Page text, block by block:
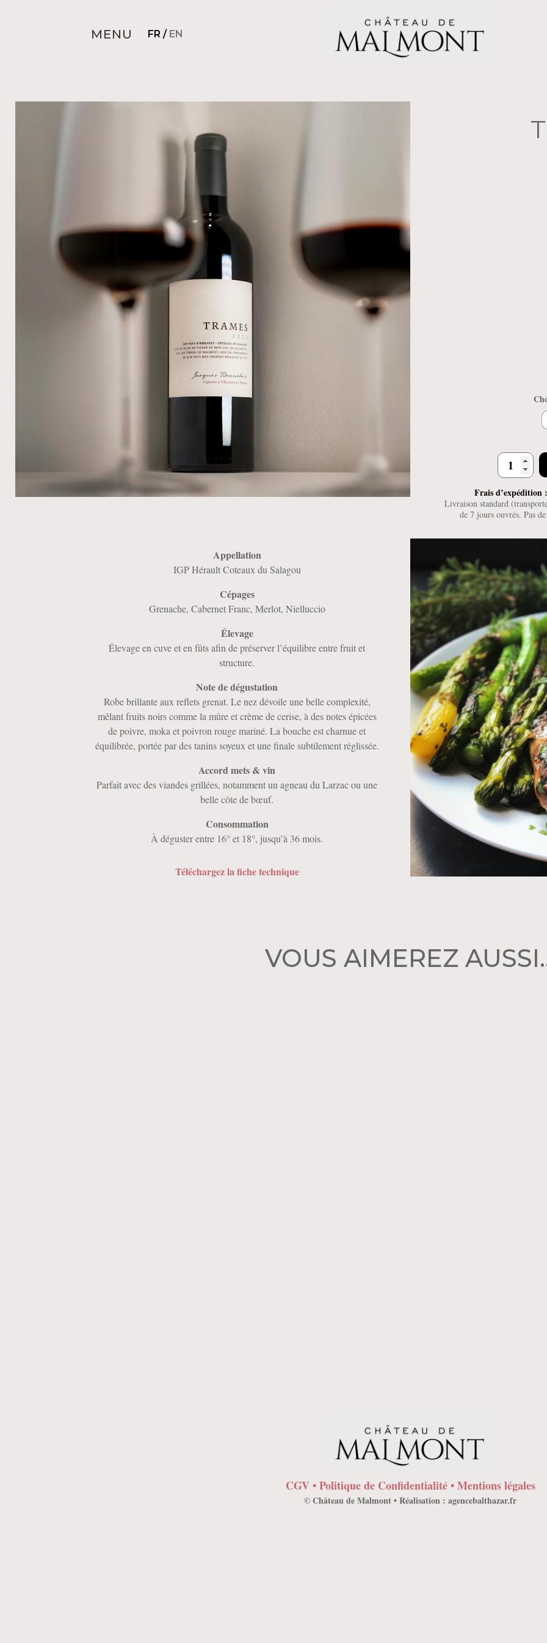
MENU FR / EN
quantité
de
Frais d’expédition
Livraison standard
de 7 jours ouvrés. Pas
Appellation
IGP Hérault Coteaux du Salagou
Cépages
Grenache, Cabernet Franc, Merlot, Nielluccio
Élevage
Élevage en cuve et en fûts afin de préserver l’équilibre entre fruit et
structure.
Note de dégustation
Robe brillante aux reflets grenat. Le nez dévoile une belle complexité,
mêlant fruits noirs comme la mûre et crème de cerise, à des notes épicées
de poivre, moka et poivron rouge mariné. La bouche est charnue et
équilibrée, portée par des tanins soyeux et une finale subtilement réglissée.
Accord mets & vin
Parfait avec des viandes grillées, notamment un agneau du Larzac ou une
belle côte de bœuf.
Consommation
À déguster entre 16° et 18°, jusqu’à 36 mois.
Téléchargez la fiche technique
VOUS AIMEREZ
CGV•Politique de Confidentialité•Mentions légales
© Château de Malmont • Réalisation : agencebalthazar.fr